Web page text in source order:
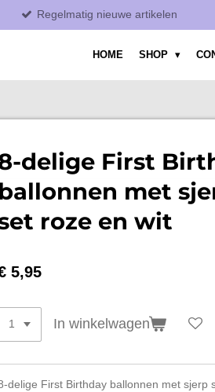
Regelmatig nieuwe artikelen
HOME SHOP
delige First
ballonnen met
roze en wit
5,95
In winkelwagen
delige First Birthday ballonnen met sjerp